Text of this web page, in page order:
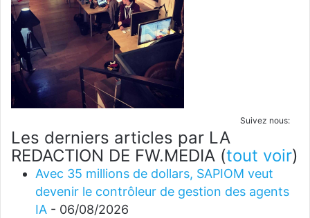
Suivez nous:
Les derniers articles par LA
REDACTION DE FW.MEDIA (tout voir)
Avec 35 millions de dollars, SAPIOM veut
devenir le contrôleur de gestion des agents
IA - 06/08/2026